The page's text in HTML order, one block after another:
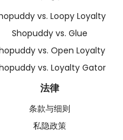
vs. Loopy Loyalty
Shopuddy vs. Glue
vs. Open Loyalty
vs. Loyalty Gator
法律
条款与细则
私隐政策